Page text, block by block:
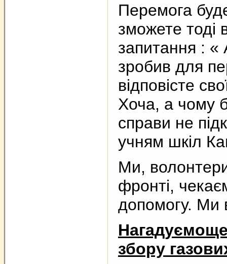
Перемога
зможете тоді
запитання :
зробив для
відповісте
Хоча, а чому б
справи не
учням шкіл
Ми,
фронті,
допомогу. Ми
збору